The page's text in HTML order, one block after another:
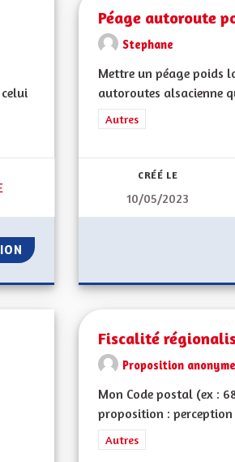
DES RADARS DANS LES ZONES
INSTALLER DES RADARS DANS LES
Péage autoroute
Stephane
Mettre un péage poids
autoroutes alsacienne
Filtrer les résultats de la
Autres
CRÉÉ LE
10/05/2023
Fiscalité
Proposition anonyme
Mon Code postal (ex :
proposition :
Filtrer les résultats de la
Autres